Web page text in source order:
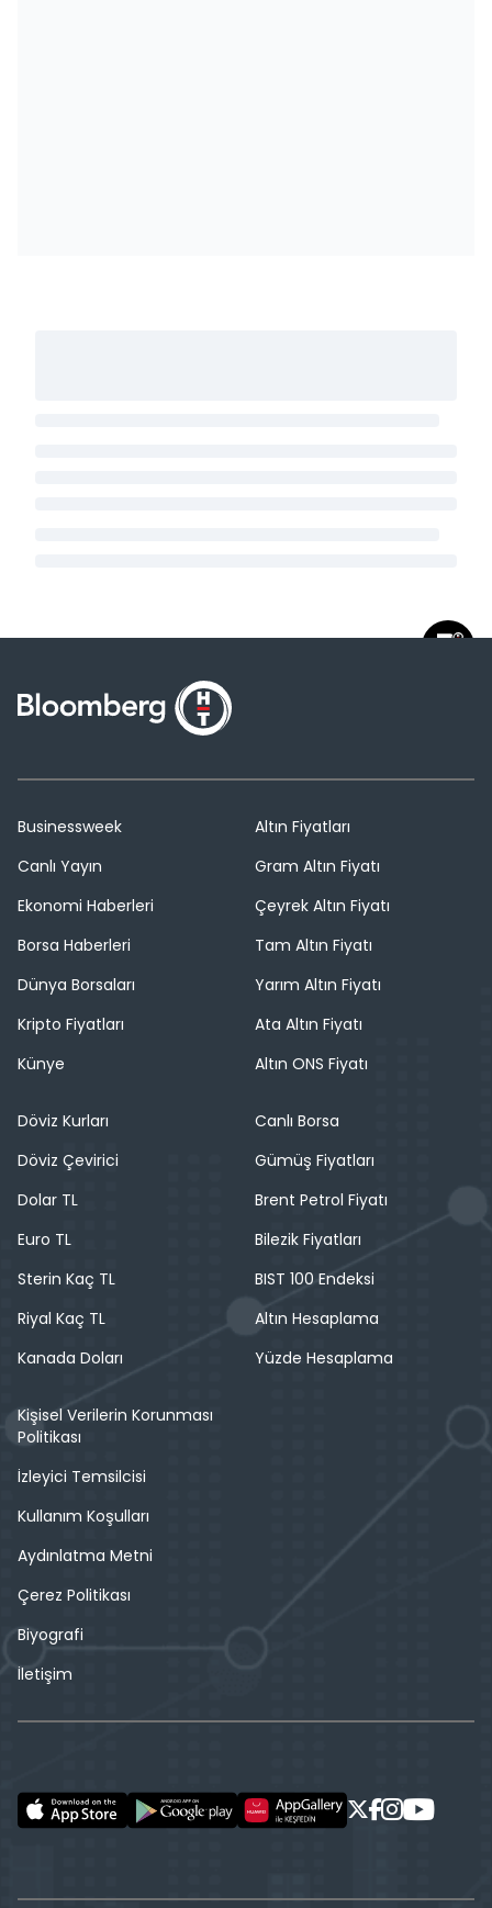
Businessweek
Canlı Yayın
Ekonomi Haberleri
Borsa Haberleri
Dünya Borsaları
Kripto Fiyatları
Künye
Altın Fiyatları
Gram Altın Fiyatı
Çeyrek Altın Fiyatı
Tam Altın Fiyatı
Yarım Altın Fiyatı
Ata Altın Fiyatı
Altın ONS Fiyatı
Döviz Kurları
Döviz Çevirici
Dolar TL
Euro TL
Sterin Kaç TL
Riyal Kaç TL
Kanada Doları
Canlı Borsa
Gümüş Fiyatları
Brent Petrol Fiyatı
Bilezik Fiyatları
BIST 100 Endeksi
Altın Hesaplama
Yüzde Hesaplama
Kişisel Verilerin Korunması
Politikası
İzleyici Temsilcisi
Kullanım Koşulları
Aydınlatma Metni
Çerez Politikası
Biyografi
İletişim